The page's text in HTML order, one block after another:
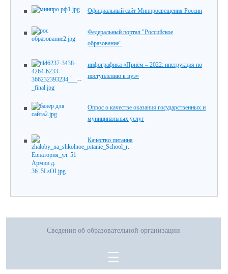
Официальный сайт Минпросвещения России
Федеральный портал "Российское
образование"
инфографика «Приём – 2022: инструкция по
поступлению в вуз»
Опрос о качестве оказания государственных и
муниципальных услуг
Качество питания
Сведения об образовательной организации